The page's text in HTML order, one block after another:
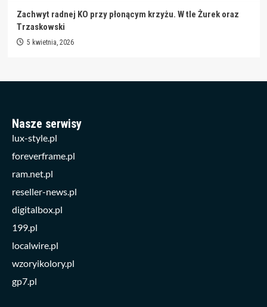
Zachwyt radnej KO przy płonącym krzyżu. W tle Żurek oraz
Trzaskowski
5 kwietnia, 2026
Nasze serwisy
lux-style.pl
foreverframe.pl
ram.net.pl
reseller-news.pl
digitalbox.pl
199.pl
localwire.pl
wzoryikolory.pl
gp7.pl